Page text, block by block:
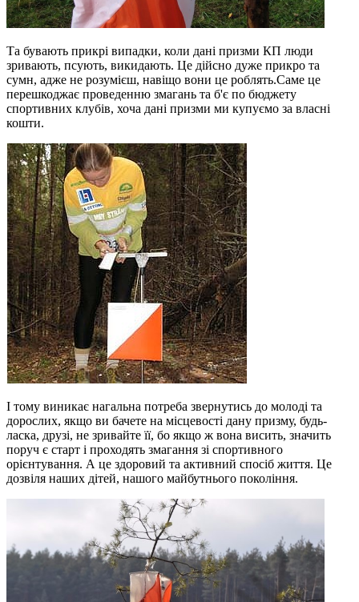
Та бувають прикрі випадки, коли дані призми КП люди
зривають, псують, викидають. Це дійсно дуже прикро та
сумн, адже не розумієш, навіщо вони це роблять.Саме це
перешкоджає проведенню змагань та б'є по бюджету
спортивних клубів, хоча дані призми ми купуємо за власні
кошти.
І тому виникає нагальна потреба звернутись до молоді та
дорослих, якщо ви бачете на місцевості дану призму, будь-
ласка, друзі, не зривайте її, бо якщо ж вона висить, значить
поруч є старт і проходять змагання зі спортивного
орієнтування. А це здоровий та активний спосіб життя. Це
дозвіля наших дітей, нашого майбутнього покоління.